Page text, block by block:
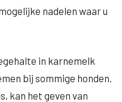
nadelen waar u
in karnemelk
bij sommige honden.
kan het geven van